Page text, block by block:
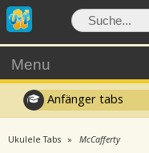
Menu
Anfänger tabs
Ukulele Tabs McCafferty